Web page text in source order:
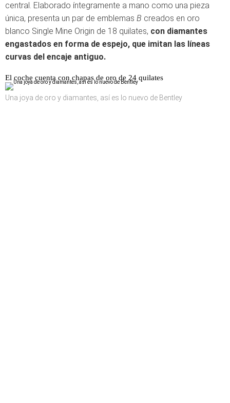
central. Elaborado íntegramente a mano como una pieza
única, presenta un par de emblemas B creados en oro
blanco Single Mine Origin de 18 quilates, con diamantes
engastados en forma de espejo, que imitan las líneas
curvas del encaje antiguo.
El coche cuenta con chapas de oro de 24 quilates
Una joya de oro y diamantes, así es lo nuevo de Bentley